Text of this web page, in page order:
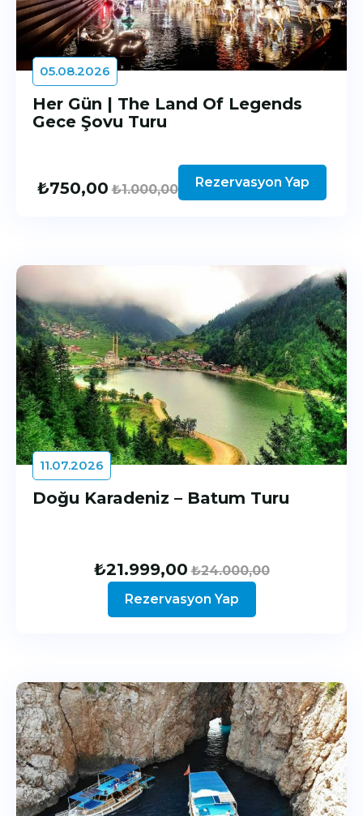
05.08.2026
Her Gün | The Land Of Legends
Gece Şovu Turu
₺750,00 ₺1.000,00 Rezervasyon Yap
11.07.2026
Doğu Karadeniz – Batum Turu
₺21.999,00 ₺24.000,00
Rezervasyon Yap